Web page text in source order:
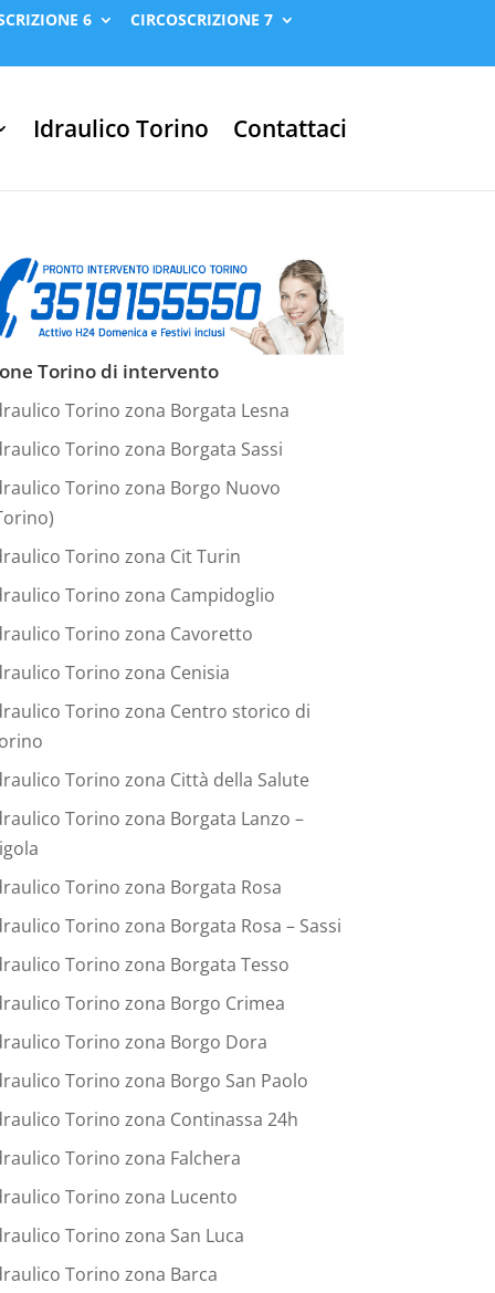
6
CIRCOSCRIZIONE 7
Idraulico Torino Contattaci
Torino di intervento
Torino zona Borgata Lesna
Torino zona Borgata Sassi
Torino zona Borgo Nuovo
Torino zona Cit Turin
Torino zona Campidoglio
Torino zona Cavoretto
Torino zona Cenisia
Torino zona Centro storico di
Torino zona Città della Salute
Torino zona Borgata Lanzo –
Torino zona Borgata Rosa
Torino zona Borgata Rosa – Sassi
Torino zona Borgata Tesso
Torino zona Borgo Crimea
Torino zona Borgo Dora
Torino zona Borgo San Paolo
Torino zona Continassa 24h
Torino zona Falchera
Torino zona Lucento
Torino zona San Luca
Torino zona Barca